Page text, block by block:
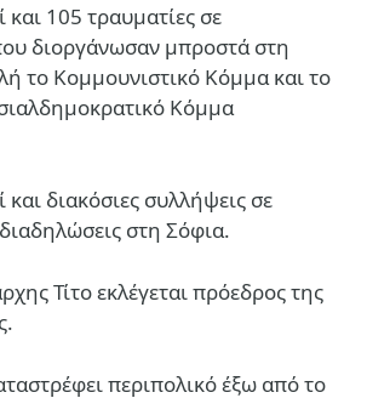
και 105 τραυματίες σε
διοργάνωσαν μπροστά στη
το Κομμουνιστικό Κόμμα και το
Κόμμα
διακόσιες συλλήψεις σε
διαδηλώσεις στη Σόφια.
Τίτο εκλέγεται πρόεδρος της
περιπολικό έξω από το